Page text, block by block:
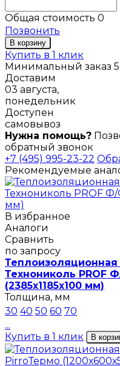
Общая стоимость 0
Позвонить
В корзину
Купить в 1 клик
Минимальный заказ
Доставим
03 августа,
понедельник
Доступен
самовывоз
Нужна помощь?
обратный звонок
+7 (495) 995-23-22
Рекомендуемые
В избранное
Аналоги
Сравнить
по запросу
Теплоизоляционная
Технониколь PROF
(2385х1185х100 мм)
Толщина, мм
30 40 50 60 70
...
Купить в 1 клик
В